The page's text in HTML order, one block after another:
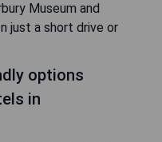
Museum and
just a short drive or
options
in